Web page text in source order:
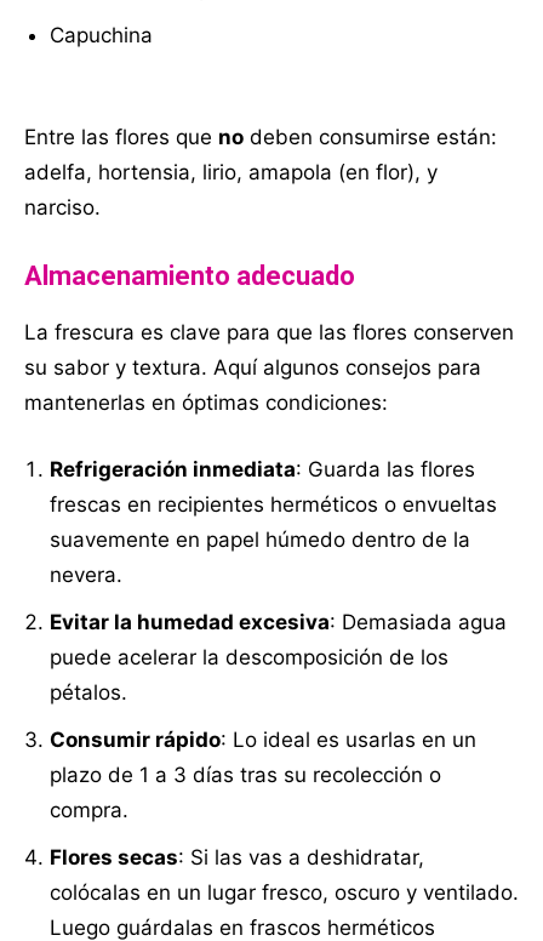
Capuchina
Entre las flores que no deben consumirse están:
adelfa, hortensia, lirio, amapola (en flor), y
narciso.
Almacenamiento adecuado
La frescura es clave para que las flores conserven
su sabor y textura. Aquí algunos consejos para
mantenerlas en óptimas condiciones:
Refrigeración inmediata: Guarda las flores
frescas en recipientes herméticos o envueltas
suavemente en papel húmedo dentro de la
nevera.
Evitar la humedad excesiva: Demasiada agua
puede acelerar la descomposición de los
pétalos.
Consumir rápido: Lo ideal es usarlas en un
plazo de 1 a 3 días tras su recolección o
compra.
Flores secas: Si las vas a deshidratar,
colócalas en un lugar fresco, oscuro y ventilado.
Luego guárdalas en frascos herméticos